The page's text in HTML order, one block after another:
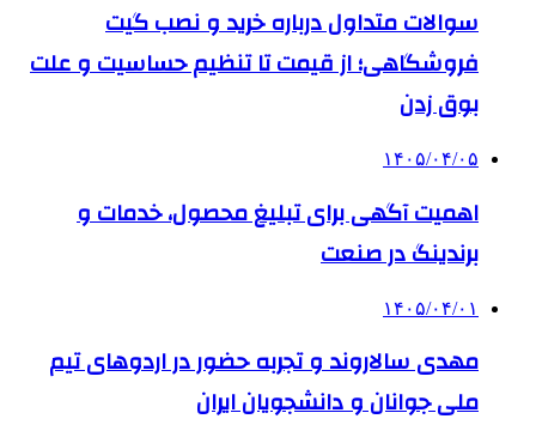
سوالات متداول درباره خرید و نصب گیت
فروشگاهی؛ از قیمت تا تنظیم حساسیت و علت
بوق زدن
۱۴۰۵/۰۴/۰۵
اهمیت آگهی برای تبلیغ محصول، خدمات و
برندینگ در صنعت
۱۴۰۵/۰۴/۰۱
مهدی سالاروند و تجربه حضور در اردوهای تیم
ملی جوانان و دانشجویان ایران